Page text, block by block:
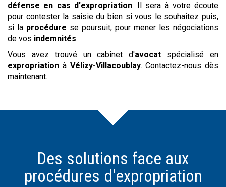
défense en cas d'expropriation. Il sera à votre écoute
pour contester la saisie du bien si vous le souhaitez puis,
si la procédure se poursuit, pour mener les négociations
de vos indemnités.
Vous avez trouvé un cabinet d'avocat spécialisé en
expropriation à Vélizy-Villacoublay. Contactez-nous dès
maintenant.
Des solutions face aux
procédures d'expropriation